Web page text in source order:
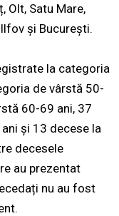
Olt, Satu Mare,
și București.
la categoria
de vârstă 50-
60-69 ani, 37
și 13 decese la
decesele
au prezentat
nu au fost